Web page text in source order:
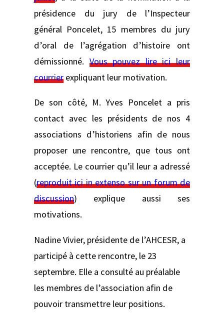
présidence du jury de l’Inspecteur
général Poncelet, 15 membres du jury
d’oral de l’agrégation d’histoire ont
démissionné. Vous pouvez lire ici leur
courrier expliquant leur motivation.
De son côté, M. Yves Poncelet a pris
contact avec les présidents de nos 4
associations d’historiens afin de nous
proposer une rencontre, que tous ont
acceptée. Le courrier qu’il leur a adressé
(reproduit ici in extenso sur un forum de
discussion) explique aussi ses
motivations.
Nadine Vivier, présidente de l’AHCESR, a
participé à cette rencontre, le 23
septembre. Elle a consulté au préalable
les membres de l’association afin de
pouvoir transmettre leur positions.